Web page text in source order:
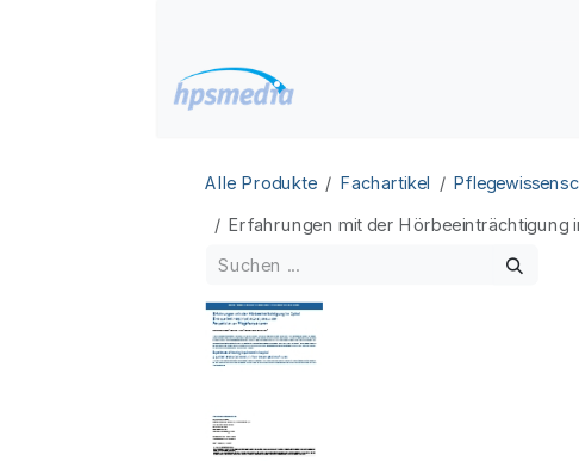
Alle Produkte Fachartikel
Erfahrungen mit der Hörbeeinträchtigung